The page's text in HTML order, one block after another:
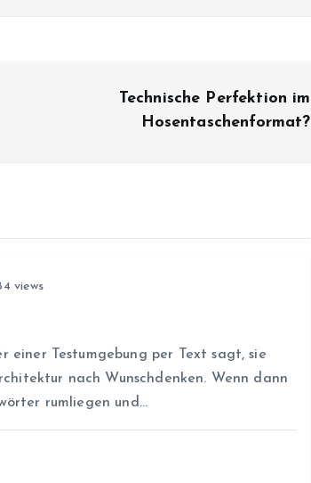
Technische Perfektion im
Hosentaschenformat?
views
einer Testumgebung per Text sagt, sie
nach Wunschdenken. Wenn dann
rumliegen und…